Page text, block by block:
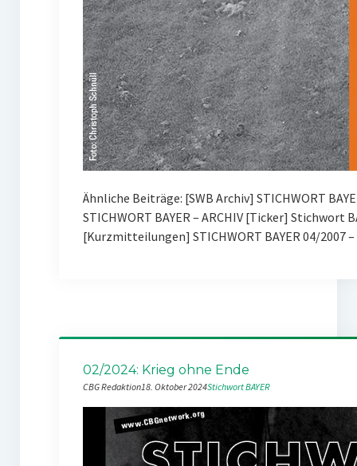
Ähnliche Beiträge: [SWB Archiv] STICHWORT
STICHWORT BAYER – ARCHIV [Ticker] Stichwort
[Kurzmitteilungen] STICHWORT BAYER 04/2007
02/2024: Krieg ohne Ende
CBG Redaktion18. Oktober 2024Stichwort BAYER